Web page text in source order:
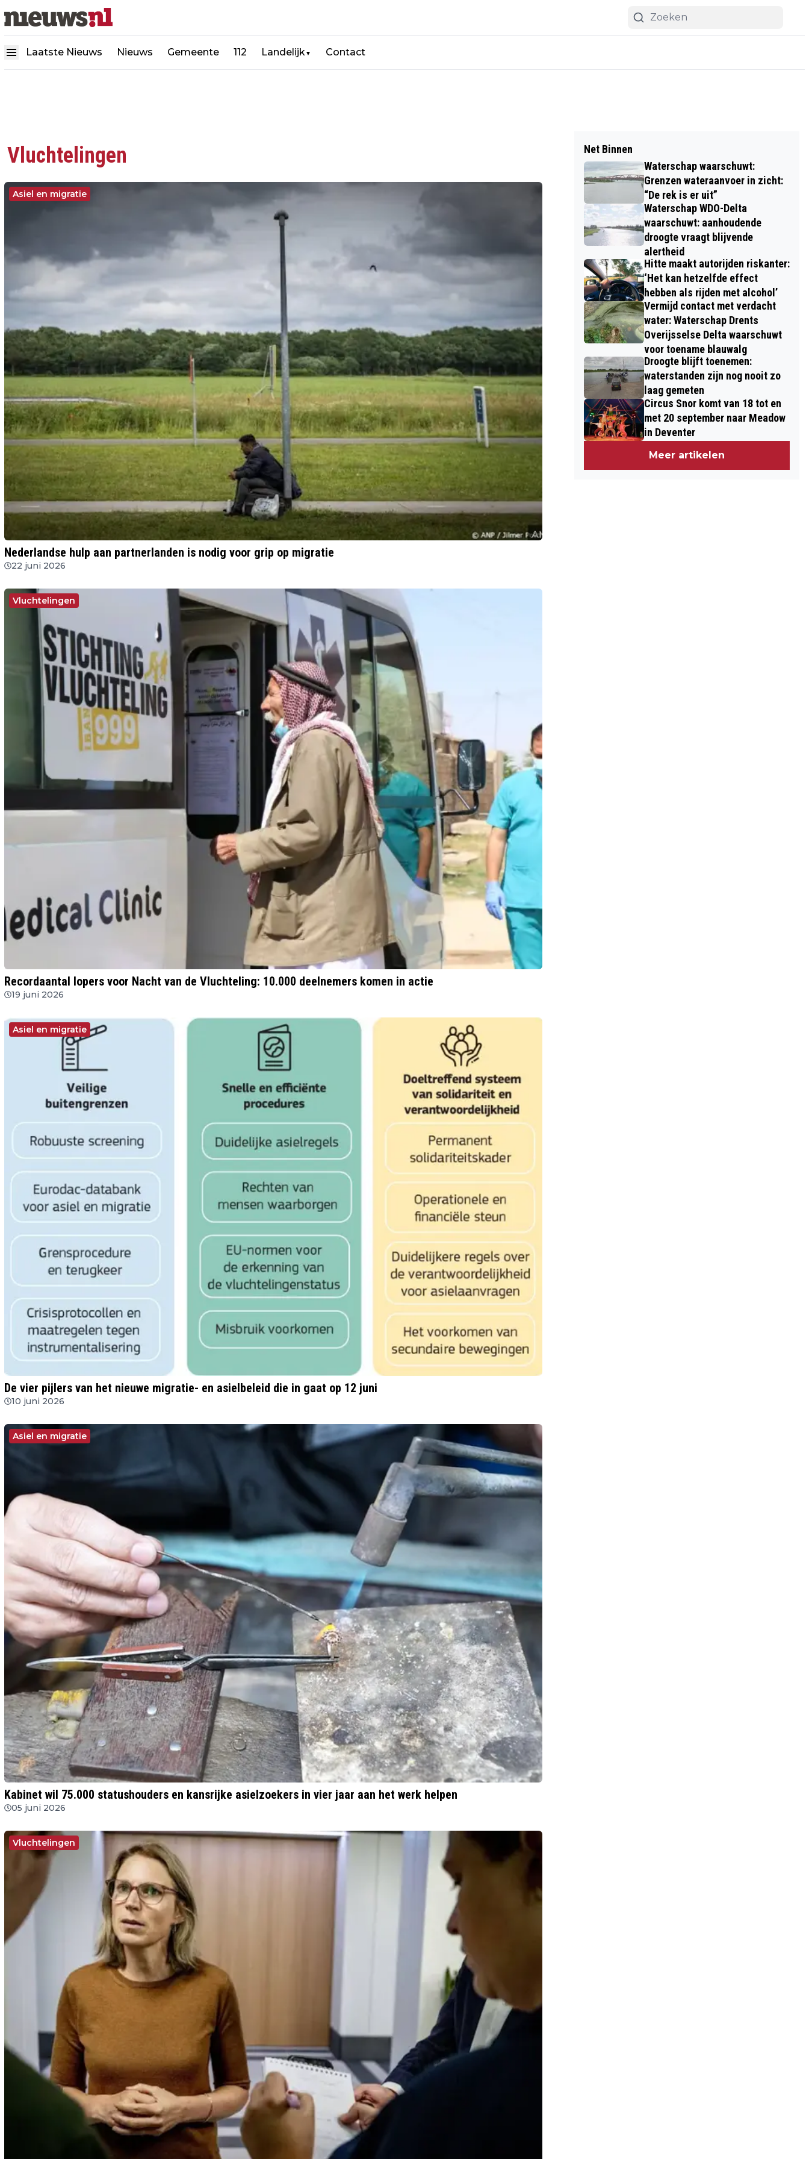
Laatste Nieuws Nieuws Gemeente 112 Landelijk▼ Contact
Vluchtelingen
Asiel en migratie
Nederlandse hulp aan partnerlanden is nodig voor grip op migratie
22 juni 2026
Vluchtelingen
Recordaantal lopers voor Nacht van de Vluchteling: 10.000 deelnemers komen in actie
19 juni 2026
Asiel en migratie
De vier pijlers van het nieuwe migratie- en asielbeleid die in gaat op 12 juni
10 juni 2026
Asiel en migratie
Kabinet wil 75.000 statushouders en kansrijke asielzoekers in vier jaar aan het werk helpen
05 juni 2026
Vluchtelingen
Net Binnen
Waterschap waarschuwt:
Grenzen wateraanvoer in zicht:
“De rek is er uit”
Waterschap WDO-Delta
waarschuwt: aanhoudende
droogte vraagt blijvende
alertheid
Hitte maakt autorijden riskanter:
‘Het kan hetzelfde effect
hebben als rijden met alcohol’
Vermijd contact met verdacht
water: Waterschap Drents
Overijsselse Delta waarschuwt
voor toename blauwalg
Droogte blijft toenemen:
waterstanden zijn nog nooit zo
laag gemeten
Circus Snor komt van 18 tot en
met 20 september naar Meadow
in Deventer
Meer artikelen